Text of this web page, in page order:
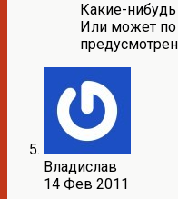
Какие-
Или может
Владислав
14 Фев 2011